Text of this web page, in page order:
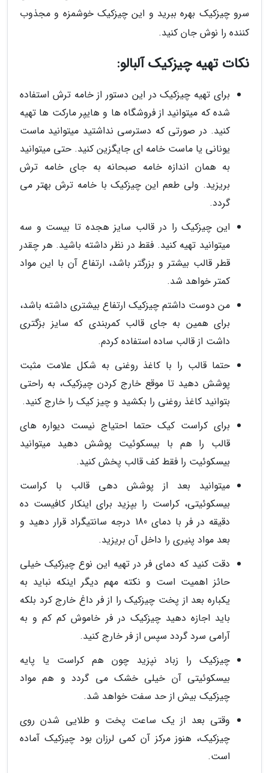
سرو چیزکیک بهره ببرید و این چیزکیک خوشمزه و مجذوب
کننده را نوش جان کنید.
نکات تهیه چیزکیک آلبالو:
برای تهیه چیزکیک در این دستور از خامه ترش استفاده
شده که میتوانید از فروشگاه ها و هایپر مارکت ها تهیه
کنید. در صورتی که دسترسی نداشتید میتوانید ماست
یونانی یا ماست خامه ای جایگزین کنید. حتی میتوانید
به همان اندازه خامه صبحانه به جای خامه ترش
بریزید. ولی طعم این چیزکیک با خامه ترش بهتر می
گردد.
این چیزکیک را در قالب سایز هجده تا بیست و سه
میتوانید تهیه کنید. فقط در نظر داشته باشید. هر چقدر
قطر قالب بیشتر و بزرگتر باشد، ارتفاع آن با این مواد
کمتر خواهد شد.
من دوست داشتم چیزکیک ارتفاع بیشتری داشته باشد،
برای همین به جای قالب کمربندی که سایز بزگتری
داشت از قالب ساده استفاده کردم.
حتما قالب را با کاغذ روغنی به شکل علامت مثبت
پوشش دهید تا موقع خارج کردن چیزکیک، به راحتی
بتوانید کاغذ روغنی را بکشید و چیز کیک را خارج کنید.
برای کراست کیک حتما احتیاج نیست دیواره های
قالب را هم با بیسکوئیت پوشش دهید میتوانید
بیسکوئیت را فقط کف قالب پخش کنید.
میتوانید بعد از پوشش دهی قالب با کراست
بیسکوئیتی، کراست را بپزید برای اینکار کافیست ده
دقیقه در فر با دمای 180 درجه سانتیگراد قرار دهید و
بعد مواد پنیری را داخل آن بریزید.
دقت کنید که دمای فر در تهیه این نوع چیزکیک خیلی
حائز اهمیت است و نکته مهم دیگر اینکه نباید به
یکباره بعد از پخت چیزکیک را از فر داغ خارج کرد بلکه
باید اجازه دهید چیزکیک در فر خاموش کم کم و به
آرامی سرد گردد سپس از فر خارج کنید.
چیزکیک را زباد نپزید چون هم کراست یا پایه
بیسکوئیتی آن خیلی خشک می گردد و هم مواد
چیزکیک بیش از حد سفت خواهد شد.
وقتی بعد از یک ساعت پخت و طلایی شدن روی
چیزکیک، هنوز مرکز آن کمی لرزان بود چیزکیک آماده
است.